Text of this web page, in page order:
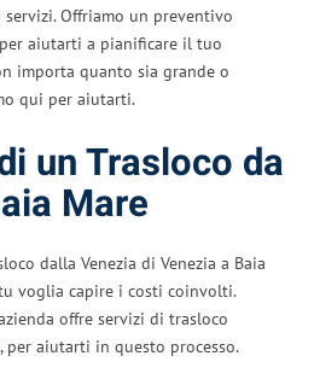
Offriamo un preventivo
aiutarti a pianificare il tuo
importa quanto sia grande o
qui per aiutarti.
un Trasloco da
Mare
dalla Venezia di Venezia a Baia
voglia capire i costi coinvolti.
offre servizi di trasloco
per aiutarti in questo processo.